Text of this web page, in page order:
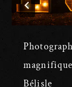
Bélisle